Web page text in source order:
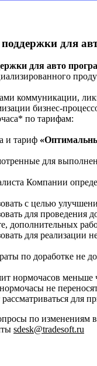
для
для авто
коммуникации,
бизнес-
по тарифам:
и тариф
для
Компании
с целью
для проведения
дополнительных
для реализации
по доработке не
нормочасов меньше
не
для
по изменениям
sdesk@tradesoft.ru